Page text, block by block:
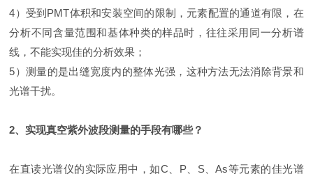
4）受到PMT体积和安装空间的限制，元素配置的通道有限，在
分析不同含量范围和基体种类的样品时，往往采用同一分析谱
线，不能实现佳的分析效果；
5）测量的是出缝宽度内的整体光强，这种方法无法消除背景和
光谱干扰。
2、实现真空紫外波段测量的手段有哪些？
在直读光谱仪的实际应用中，如C、P、S、As等元素的佳光谱